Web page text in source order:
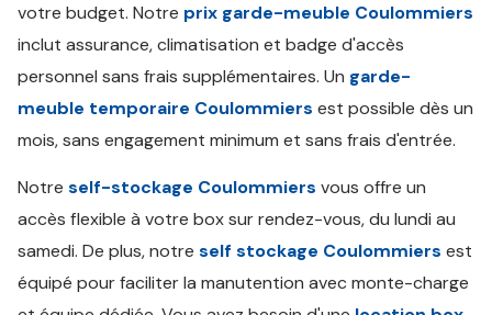
votre budget. Notre prix garde-meuble Coulommiers
inclut assurance, climatisation et badge d'accès
personnel sans frais supplémentaires. Un garde-
meuble temporaire Coulommiers est possible dès un
mois, sans engagement minimum et sans frais d'entrée.
Notre self-stockage Coulommiers vous offre un
accès flexible à votre box sur rendez-vous, du lundi au
samedi. De plus, notre self stockage Coulommiers est
équipé pour faciliter la manutention avec monte-charge